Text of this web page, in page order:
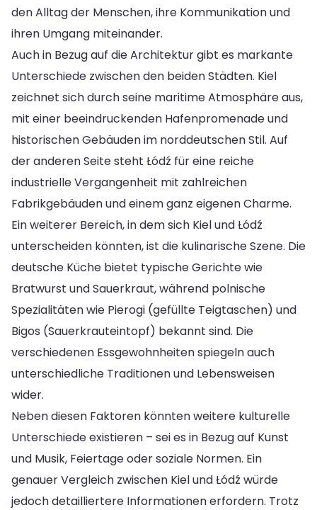
den Alltag der Menschen, ihre Kommunikation und
ihren Umgang miteinander.
Auch in Bezug auf die Architektur gibt es markante
Unterschiede zwischen den beiden Städten. Kiel
zeichnet sich durch seine maritime Atmosphäre aus,
mit einer beeindruckenden Hafenpromenade und
historischen Gebäuden im norddeutschen Stil. Auf
der anderen Seite steht Łódź für eine reiche
industrielle Vergangenheit mit zahlreichen
Fabrikgebäuden und einem ganz eigenen Charme.
Ein weiterer Bereich, in dem sich Kiel und Łódź
unterscheiden könnten, ist die kulinarische Szene. Die
deutsche Küche bietet typische Gerichte wie
Bratwurst und Sauerkraut, während polnische
Spezialitäten wie Pierogi (gefüllte Teigtaschen) und
Bigos (Sauerkrauteintopf) bekannt sind. Die
verschiedenen Essgewohnheiten spiegeln auch
unterschiedliche Traditionen und Lebensweisen
wider.
Neben diesen Faktoren könnten weitere kulturelle
Unterschiede existieren – sei es in Bezug auf Kunst
und Musik, Feiertage oder soziale Normen. Ein
genauer Vergleich zwischen Kiel und Łódź würde
jedoch detailliertere Informationen erfordern. Trotz